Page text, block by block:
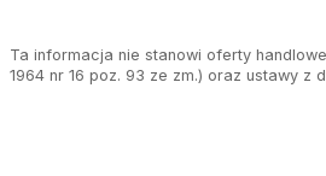
Ta informacja nie stanowi oferty
1964 nr 16 poz. 93 ze zm.) oraz ustawy z